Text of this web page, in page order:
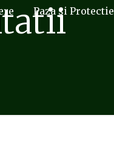
Paza si Protectie